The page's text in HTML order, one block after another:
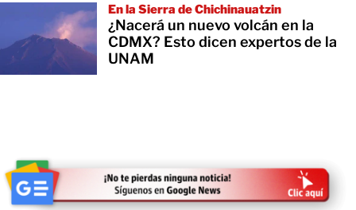
En la Sierra de Chichinauatzin
¿Nacerá un nuevo volcán en la
CDMX? Esto dicen expertos de la
UNAM